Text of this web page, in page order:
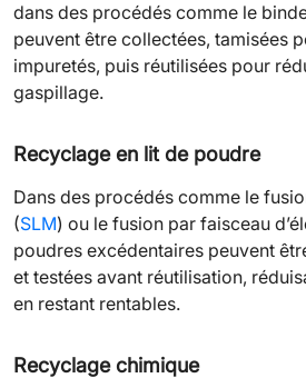
dans des procédés comme le
peuvent être collectées, tamisées
impuretés, puis réutilisées pour
gaspillage.
Recyclage en lit de poudre
Dans des procédés comme le
(SLM) ou le fusion par faisceau
poudres excédentaires peuvent
et testées avant réutilisation,
en restant rentables.
Recyclage chimique